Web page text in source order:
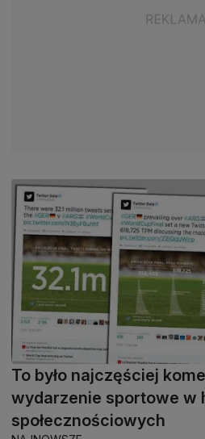
To było najczęściej
wydarzenie sportowe w historii mediów
społecznościowych